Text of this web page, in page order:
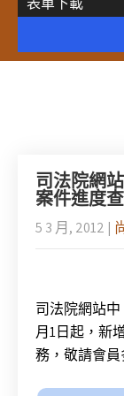
司法院網
案件進度
5 3 月, 2012 |
司法院網站
月1日起，新
務，敬請會員